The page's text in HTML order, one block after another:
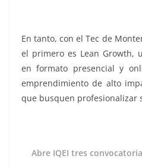
En tanto, con el Tec de
el primero es Lean Growth,
en formato presencial y
emprendimiento de alto
que busquen profesionalizar
Abre IQEI tres